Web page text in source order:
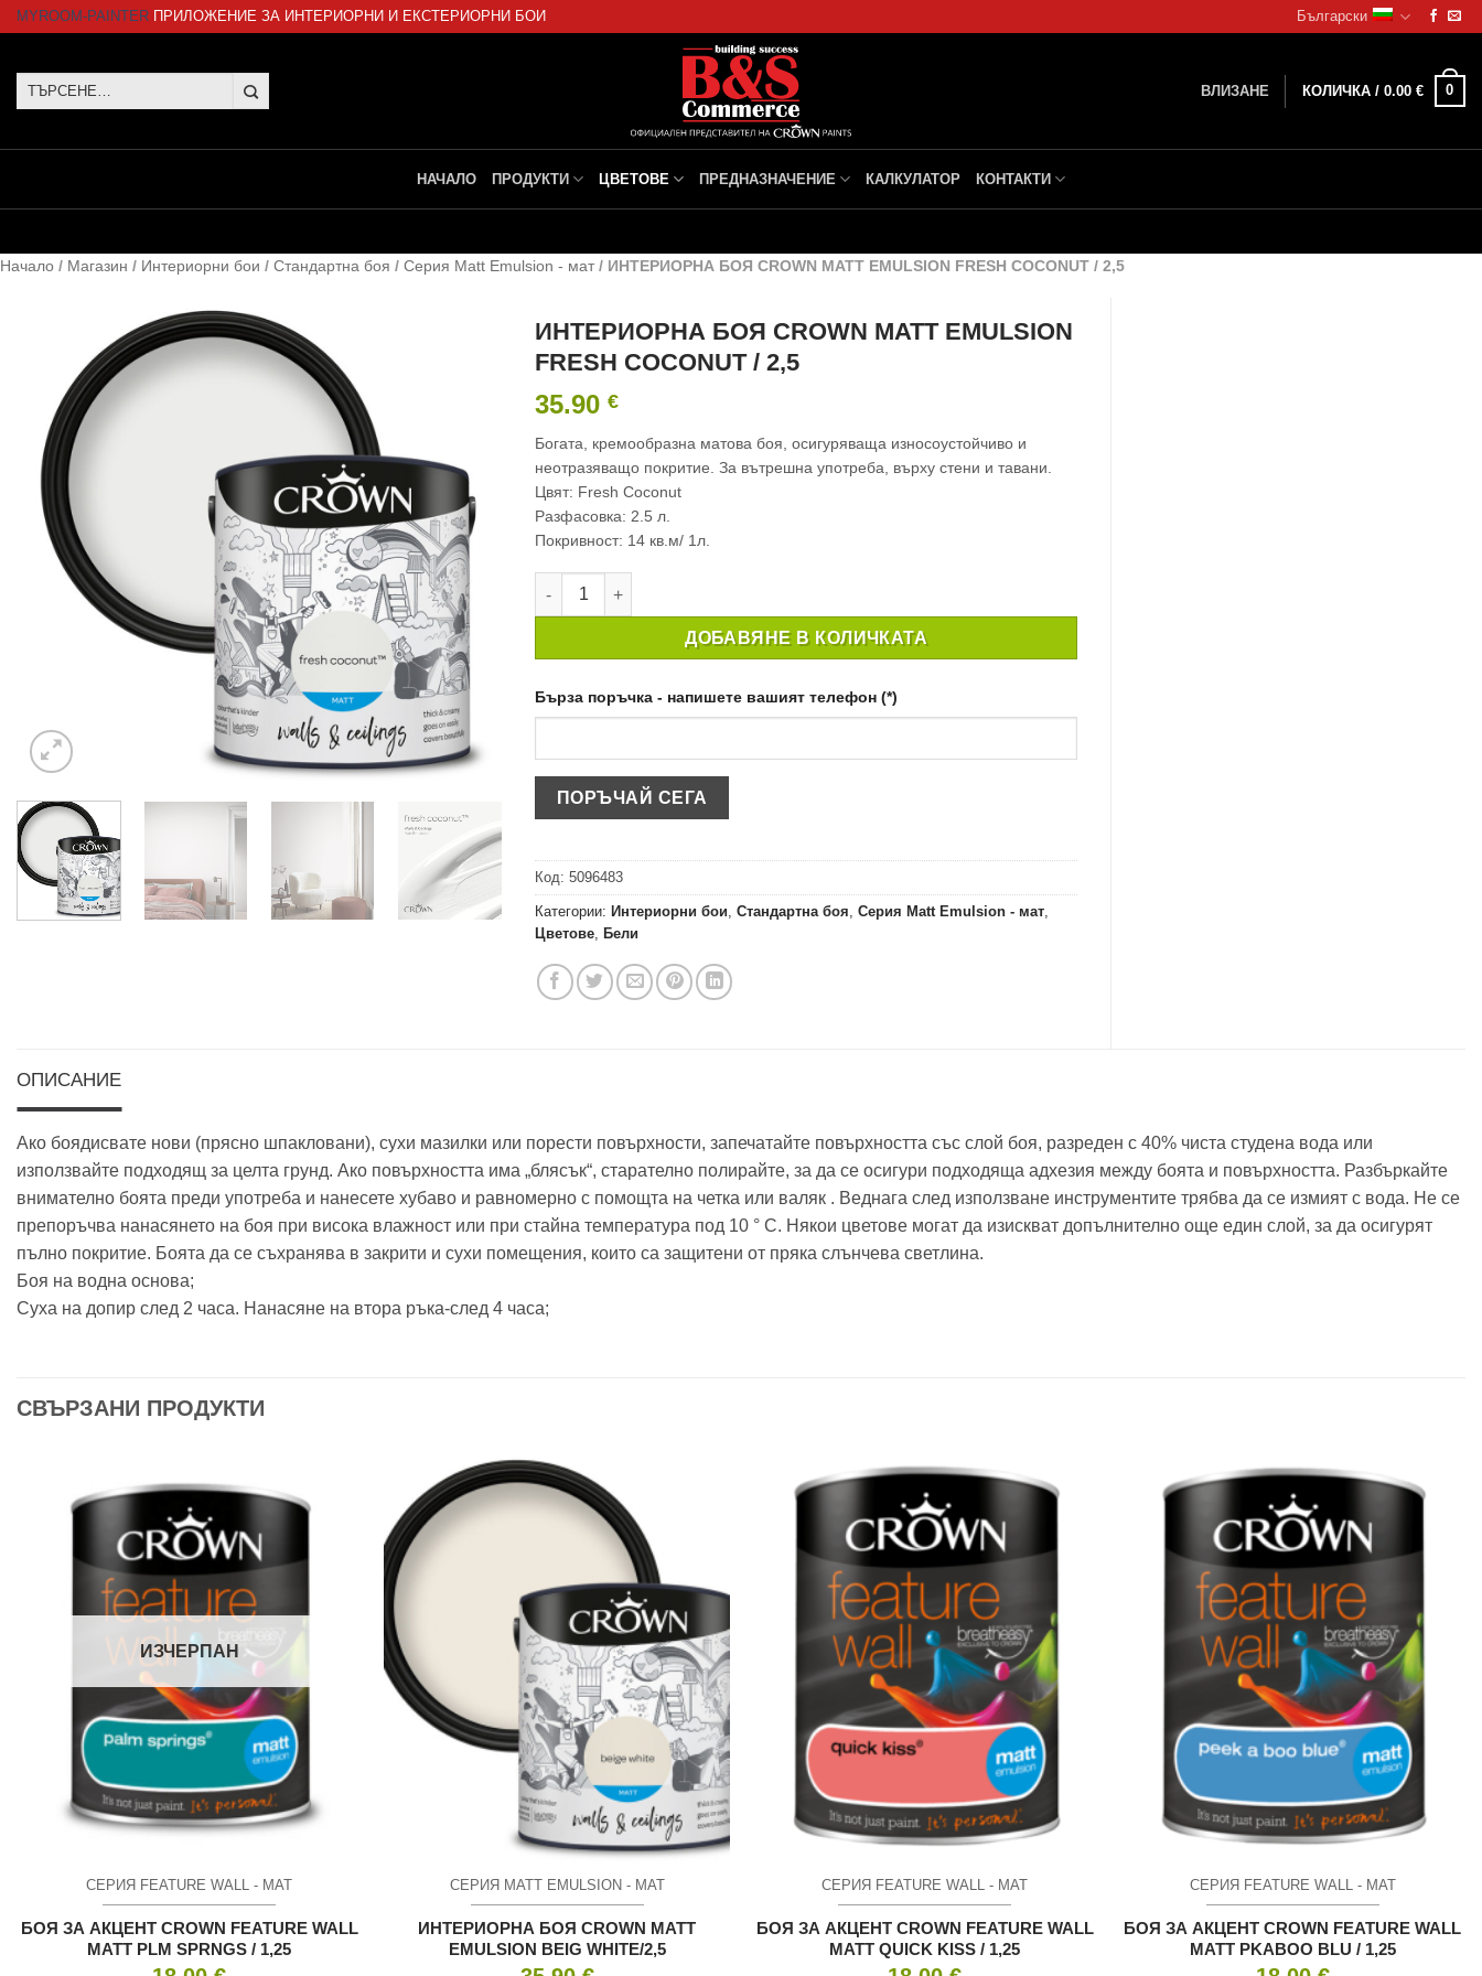
SkipMYROOM-PAINTER ПРИЛОЖЕНИЕ ЗА ИНТЕРИОРНИ И ЕКСТЕРИОРНИ БОИ Български
Търсене
ВЛИЗАНЕ КОЛИЧКА / 0.00 € 0
НАЧАЛО ПРОДУКТИ ЦВЕТОВЕ ПРЕДНАЗНАЧЕНИЕ КАЛКУЛАТОР КОНТАКТИ
Начало / Магазин / Интериорни бои / Стандартна боя / Серия Matt Emulsion - мат / ИНТЕРИОРНА БОЯ CROWN MATT EMULSION FRESH COCONUT / 2,5
ИНТЕРИОРНА БОЯ CROWN MATT EMULSION
FRESH COCONUT / 2,5
35.90€
Богата, кремообразна матова боя, осигуряваща износоустойчиво и
неотразяващо покритие. За вътрешна употреба, върху стени и тавани.
Цвят: Fresh Coconut
Разфасовка: 2.5 л.
Покривност: 14 кв.м/ 1л.
количество за ИНТЕРИОРНА БОЯ CROWN MATT EMULSION FRESH COCONUT / 2,5
ДОБАВЯНЕ В КОЛИЧКАТА
Бърза поръчка - напишете вашият телефон (*)
Код:5096483
Категории:Интериорни бои ,Стандартна боя ,Серия Matt Emulsion - мат
Цветове ,Бели
ОПИСАНИЕ
Ако боядисвате нови (прясно шпакловани), сухи мазилки или порести повърхности, запечатайте повърхността със слой боя, разреден с 40% чиста студена вода или
използвайте подходящ за целта грунд. Ако повърхността има „блясък“, старателно полирайте, за да се осигури подходяща адхезия между боята и повърхността. Разбъркайте
внимателно боята преди употреба и нанесете хубаво и равномерно с помощта на четка или валяк . Веднага след използване инструментите трябва да се измият с вода. Не се
препоръчва нанасянето на боя при висока влажност или при стайна температура под 10 ° C. Някои цветове могат да изискват допълнително още един слой, за да осигурят
пълно покритие. Боята да се съхранява в закрити и сухи помещения, които са защитени от пряка слънчева светлина.
Боя на водна основа;
Суха на допир след 2 часа. Нанасяне на втора ръка-след 4 часа;
СВЪРЗАНИ ПРОДУКТИ
ИЗЧЕРПАН
СЕРИЯ FEATURE WALL - МАТ
БОЯ ЗА АКЦЕНТ CROWN FEATURE WALL
MATT PLM SPRNGS / 1,25
СЕРИЯ MATT EMULSION - МАТ
ИНТЕРИОРНА БОЯ CROWN MATT
EMULSION BEIG WHITE/2,5
СЕРИЯ FEATURE WALL - МАТ
БОЯ ЗА АКЦЕНТ CROWN FEATURE WALL
MATT QUICK KISS / 1,25
СЕРИЯ FEATURE WALL - МАТ
БОЯ ЗА АКЦЕНТ CROWN FEATURE WALL
MATT PKABOO BLU / 1,25